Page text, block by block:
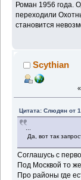
Роман 1956 года.
переходили
становится
Scythian
«
Цитата: Слюдян от
Да, вот так
Соглашусь с
Под Москвой то
Про районы где